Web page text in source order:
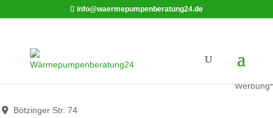
info@waermepumpenberatung24.de
Walter Vögele GmbH
Werbung*
Bötzinger Str. 74